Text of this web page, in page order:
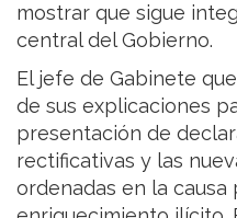
mostrar que sigue
central del Gobierno.
El jefe de Gabinete
de sus explicaciones
presentación de
rectificativas y las
ordenadas en la